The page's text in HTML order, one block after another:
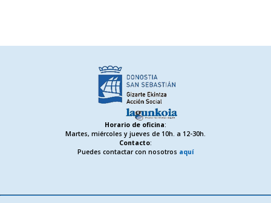
Horario de oficina:
Martes, miércoles y jueves de 10h. a 12-30h.
Contacto:
Puedes contactar con nosotros aquí